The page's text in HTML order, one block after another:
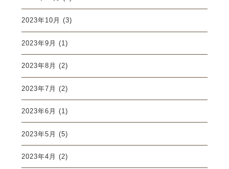
2023年10月 (3)
2023年9月 (1)
2023年8月 (2)
2023年7月 (2)
2023年6月 (1)
2023年5月 (5)
2023年4月 (2)